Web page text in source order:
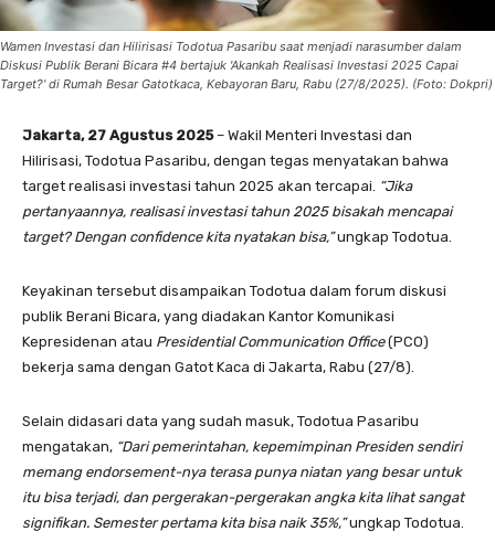
Wamen Investasi dan Hilirisasi Todotua Pasaribu saat menjadi narasumber dalam
Diskusi Publik Berani Bicara #4 bertajuk 'Akankah Realisasi Investasi 2025 Capai
Target?' di Rumah Besar Gatotkaca, Kebayoran Baru, Rabu (27/8/2025). (Foto: Dokpri)
Jakarta, 27 Agustus 2025– Wakil Menteri Investasi dan
Hilirisasi, Todotua Pasaribu, dengan tegas menyatakan bahwa
target realisasi investasi tahun 2025 akan tercapai. “Jika
pertanyaannya, realisasi investasi tahun 2025 bisakah mencapai
target? Dengan confidence kita nyatakan bisa,”ungkap Todotua.
Keyakinan tersebut disampaikan Todotua dalam forum diskusi
publik Berani Bicara, yang diadakan Kantor Komunikasi
Kepresidenan atau Presidential Communication Office(PCO)
bekerja sama dengan Gatot Kaca di Jakarta, Rabu (27/8).
Selain didasari data yang sudah masuk, Todotua Pasaribu
mengatakan, “Dari pemerintahan, kepemimpinan Presiden sendiri
memang endorsement-nya terasa punya niatan yang besar untuk
itu bisa terjadi, dan pergerakan-pergerakan angka kita lihat sangat
signifikan. Semester pertama kita bisa naik 35%,”ungkap Todotua.